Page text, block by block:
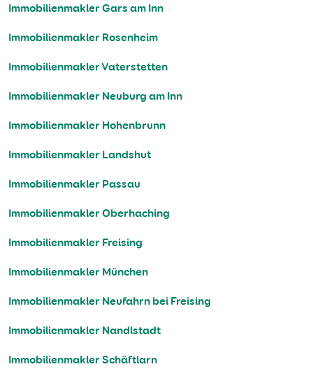
Immobilienmakler Gars am Inn
Immobilienmakler Rosenheim
Immobilienmakler Vaterstetten
Immobilienmakler Neuburg am Inn
Immobilienmakler Hohenbrunn
Immobilienmakler Landshut
Immobilienmakler Passau
Immobilienmakler Oberhaching
Immobilienmakler Freising
Immobilienmakler München
Immobilienmakler Neufahrn bei Freising
Immobilienmakler Nandlstadt
Immobilienmakler Schäftlarn